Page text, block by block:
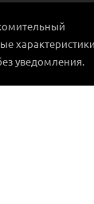
уведомления.